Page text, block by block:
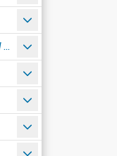
OCHRONA DANYCH OSOBOWYCH W URZĘDZIE MIASTA ŻORY - RODO